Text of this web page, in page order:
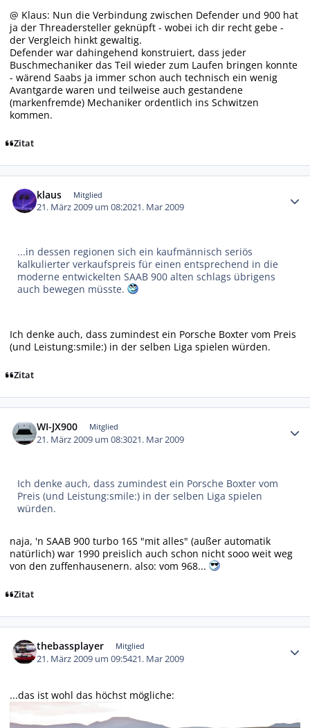
@ Klaus: Nun die Verbindung zwischen Defender und 900 hat
ja der Threadersteller geknüpft - wobei ich dir recht gebe -
der Vergleich hinkt gewaltig.
Defender war dahingehend konstruiert, dass jeder
Buschmechaniker das Teil wieder zum Laufen bringen konnte
- wärend Saabs ja immer schon auch technisch ein wenig
Avantgarde waren und teilweise auch gestandene
(markenfremde) Mechaniker ordentlich ins Schwitzen
kommen.
Zitat
klaus Mitglied
21. März 2009 um 08:2021. Mar 2009
...in dessen regionen sich ein kaufmännisch seriös
kalkulierter verkaufspreis für einen entsprechend in die
moderne entwickelten SAAB 900 alten schlags übrigens
auch bewegen müsste.
Ich denke auch, dass zumindest ein Porsche Boxter vom Preis
(und Leistung:smile:) in der selben Liga spielen würden.
Zitat
WI-JX900 Mitglied
21. März 2009 um 08:3021. Mar 2009
Ich denke auch, dass zumindest ein Porsche Boxter vom
Preis (und Leistung:smile:) in der selben Liga spielen
würden.
naja, 'n SAAB 900 turbo 16S "mit alles" (außer automatik
natürlich) war 1990 preislich auch schon nicht sooo weit weg
von den zuffenhausenern. also: vom 968...
Zitat
thebassplayer Mitglied
21. März 2009 um 09:5421. Mar 2009
...das ist wohl das höchst mögliche: